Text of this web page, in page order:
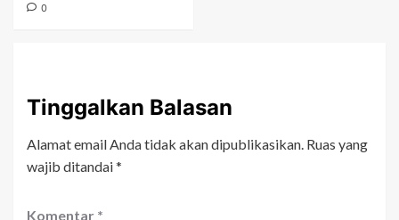
0
Tinggalkan Balasan
Alamat email Anda tidak akan dipublikasikan. Ruas yang
wajib ditandai*
Komentar *